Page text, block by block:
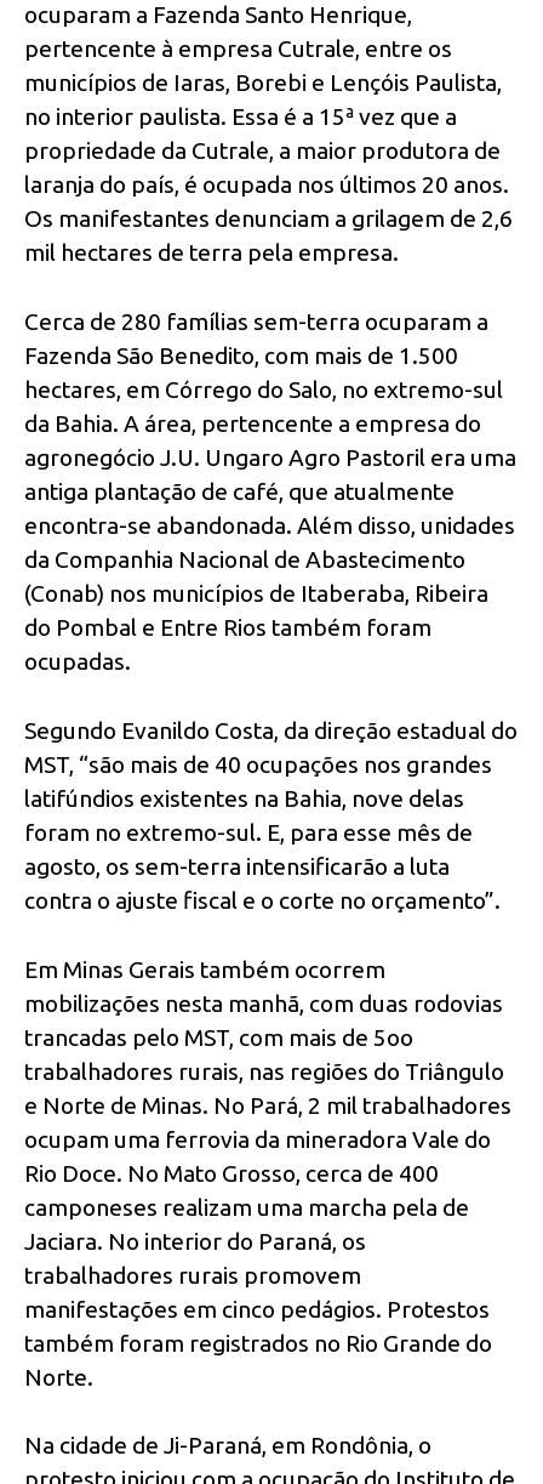
ocuparam a Fazenda Santo Henrique,
pertencente à empresa Cutrale, entre os
municípios de Iaras, Borebi e Lençóis Paulista,
no interior paulista. Essa é a 15ª vez que a
propriedade da Cutrale, a maior produtora de
laranja do país, é ocupada nos últimos 20 anos.
Os manifestantes denunciam a grilagem de 2,6
mil hectares de terra pela empresa.
Cerca de 280 famílias sem-terra ocuparam a
Fazenda São Benedito, com mais de 1.500
hectares, em Córrego do Salo, no extremo-sul
da Bahia. A área, pertencente a empresa do
agronegócio J.U. Ungaro Agro Pastoril era uma
antiga plantação de café, que atualmente
encontra-se abandonada. Além disso, unidades
da Companhia Nacional de Abastecimento
(Conab) nos municípios de Itaberaba, Ribeira
do Pombal e Entre Rios também foram
ocupadas.
Segundo Evanildo Costa, da direção estadual do
MST, “são mais de 40 ocupações nos grandes
latifúndios existentes na Bahia, nove delas
foram no extremo-sul. E, para esse mês de
agosto, os sem-terra intensificarão a luta
contra o ajuste fiscal e o corte no orçamento”.
Em Minas Gerais também ocorrem
mobilizações nesta manhã, com duas rodovias
trancadas pelo MST, com mais de 5oo
trabalhadores rurais, nas regiões do Triângulo
e Norte de Minas. No Pará, 2 mil trabalhadores
ocupam uma ferrovia da mineradora Vale do
Rio Doce. No Mato Grosso, cerca de 400
camponeses realizam uma marcha pela de
Jaciara. No interior do Paraná, os
trabalhadores rurais promovem
manifestações em cinco pedágios. Protestos
também foram registrados no Rio Grande do
Norte.
Na cidade de Ji-Paraná, em Rondônia, o